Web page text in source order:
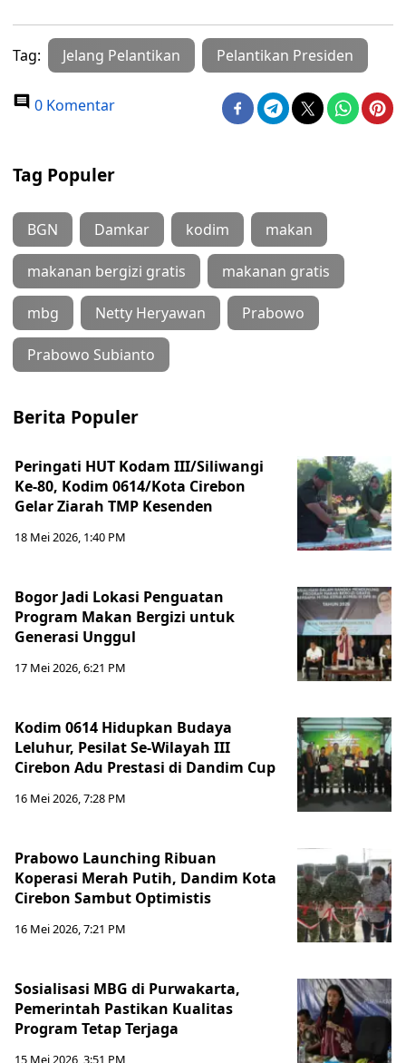
Tag: Jelang Pelantikan Pelantikan Presiden
0 Komentar
Tag Populer
BGN Damkar kodim makan
makanan bergizi gratis makanan gratis
mbg Netty Heryawan Prabowo
Prabowo Subianto
Berita Populer
Peringati HUT Kodam III/Siliwangi
Ke-80, Kodim 0614/Kota Cirebon
Gelar Ziarah TMP Kesenden
18 Mei 2026, 1:40 PM
Bogor Jadi Lokasi Penguatan
Program Makan Bergizi untuk
Generasi Unggul
17 Mei 2026, 6:21 PM
Kodim 0614 Hidupkan Budaya
Leluhur, Pesilat Se-Wilayah III
Cirebon Adu Prestasi di Dandim Cup
16 Mei 2026, 7:28 PM
Prabowo Launching Ribuan
Koperasi Merah Putih, Dandim Kota
Cirebon Sambut Optimistis
16 Mei 2026, 7:21 PM
Sosialisasi MBG di Purwakarta,
Pemerintah Pastikan Kualitas
Program Tetap Terjaga
15 Mei 2026, 3:51 PM